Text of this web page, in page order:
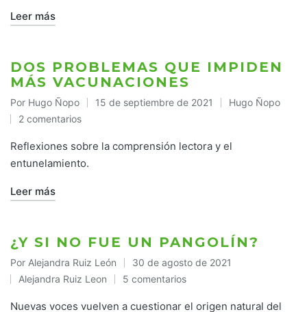
Leer más
DOS PROBLEMAS QUE IMPIDEN
MÁS VACUNACIONES
Publicado
por
Por Hugo Ñopo 15 de septiembre de 2021
Publicado
Hugo Ñopo
2 comentarios
Reflexiones sobre la comprensión lectora y el
entunelamiento.
Leer más
¿Y SI NO FUE UN PANGOLÍN?
Publicado
por
Por Alejandra Ruiz León 30 de agosto de 2021
Publicado
en
Alejandra Ruiz Leon 5 comentarios
Nuevas voces vuelven a cuestionar el origen natural del